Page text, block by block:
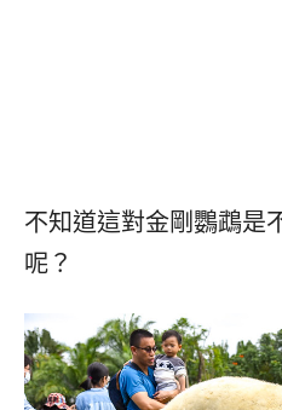
不知道這對金剛鸚鵡是
呢？